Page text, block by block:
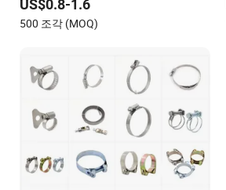
US$0.8-1.6
500 조각 (MOQ)